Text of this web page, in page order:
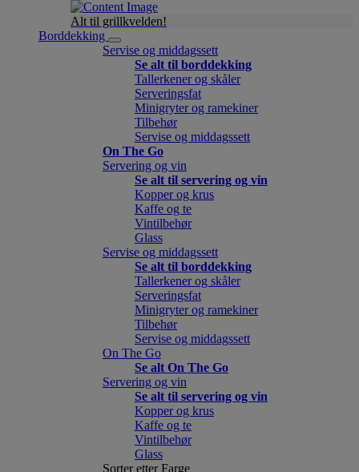
Alt til grillkvelden!
Borddekking
Servise og middagssett
Se alt til borddekking
Tallerkener og skåler
Serveringsfat
Minigryter og ramekiner
Tilbehør
Servise og middagssett
On The Go
Servering og vin
Se alt til servering og vin
Kopper og krus
Kaffe og te
Vintilbehør
Glass
Servise og middagssett
Se alt til borddekking
Tallerkener og skåler
Serveringsfat
Minigryter og ramekiner
Tilbehør
Servise og middagssett
On The Go
Se alt On The Go
Servering og vin
Se alt til servering og vin
Kopper og krus
Kaffe og te
Vintilbehør
Glass
Sorter etter Farge